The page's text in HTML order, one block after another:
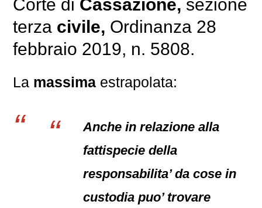
Corte di Cassazione, sezione
terza civile, Ordinanza 28
febbraio 2019, n. 5808.
La massima estrapolata:
Anche in relazione alla
fattispecie della
responsabilita’ da cose in
custodia puo’ trovare